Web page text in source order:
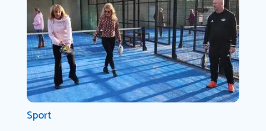
Sport